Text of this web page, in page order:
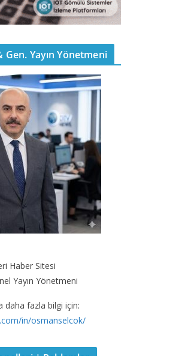
Yayın Yönetmeni
Haber Sitesi
Yayın Yönetmeni
daha fazla bilgi için:
in/osmanselcok/